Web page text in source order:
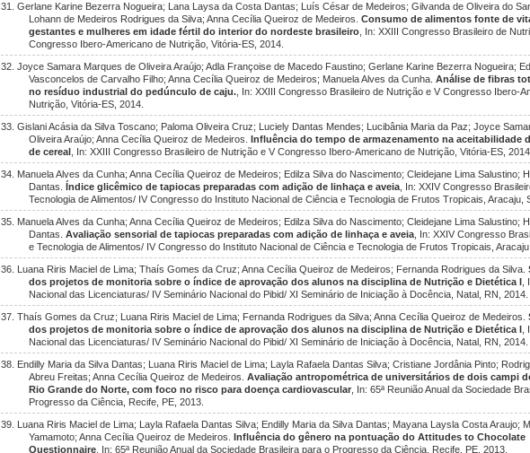
31. Gerlane Karine Bezerra Nogueira; Lana Laysa da Costa Dantas; Luís César de Medeiros; Gilvanda de Oliveira do
Lohann de Medeiros Rodrigues da Silva; Anna Cecília Queiroz de Medeiros.Consumo de alimentos fonte de
gestantes e mulheres em idade fértil do interior do nordeste brasileiro , In: XXIII Congresso Brasileiro de
Congresso Ibero-Americano de Nutrição, Vitória-ES, 2014.
32. Joyce Samara Marques de Oliveira Araújo; Adla Françoise de Macedo Faustino; Gerlane Karine Bezerra Nogueira;
Vasconcelos de Carvalho Filho; Anna Cecília Queiroz de Medeiros; Manuela Alves da Cunha.Análise de fibras
no resíduo industrial do pedúnculo de caju. , In: XXIII Congresso Brasileiro de Nutrição e V Congresso Ibero-
Nutrição, Vitória-ES, 2014.
33. Gislani Acásia da Silva Toscano; Paloma Oliveira Cruz; Luciely Dantas Mendes; Lucibânia Maria da Paz; Joyce
Oliveira Araújo; Anna Cecília Queiroz de Medeiros.Influência do tempo de armazenamento na aceitabilidade
de cereal , In: XXIII Congresso Brasileiro de Nutrição e V Congresso Ibero-Americano de Nutrição, Vitória-ES, 2014.
34. Manuela Alves da Cunha; Anna Cecília Queiroz de Medeiros; Edilza Silva do Nascimento; Cleidejane Lima Salustino;
Dantas.Índice glicêmico de tapiocas preparadas com adição de linhaça e aveia , In: XXIV Congresso
Tecnologia de Alimentos/ IV Congresso do Instituto Nacional de Ciência e Tecnologia de Frutos Tropicais, Aracaju,
35. Manuela Alves da Cunha; Anna Cecília Queiroz de Medeiros; Edilza Silva do Nascimento; Cleidejane Lima Salustino;
Dantas.Avaliação sensorial de tapiocas preparadas com adição de linhaça e aveia , In: XXIV Congresso
e Tecnologia de Alimentos/ IV Congresso do Instituto Nacional de Ciência e Tecnologia de Frutos Tropicais,
36. Luana Riris Maciel de Lima; Thaís Gomes da Cruz; Anna Cecília Queiroz de Medeiros; Fernanda Rodrigues da Silva.
dos projetos de monitoria sobre o índice de aprovação dos alunos na disciplina de Nutrição e Dietética I
Nacional das Licenciaturas/ IV Seminário Nacional do Pibid/ XI Seminário de Iniciação à Docência, Natal, RN, 2014.
37. Thaís Gomes da Cruz; Luana Riris Maciel de Lima; Fernanda Rodrigues da Silva; Anna Cecília Queiroz de Medeiros.
dos projetos de monitoria sobre o índice de aprovação dos alunos na disciplina de Nutrição e Dietética I
Nacional das Licenciaturas/ IV Seminário Nacional do Pibid/ XI Seminário de Iniciação à Docência, Natal, RN, 2014.
38. Endilly Maria da Silva Dantas; Luana Riris Maciel de Lima; Layla Rafaela Dantas Silva; Cristiane Jordânia Pinto;
Abreu Freitas; Anna Cecília Queiroz de Medeiros.Avaliação antropométrica de universitários de dois campi
Rio Grande do Norte, com foco no risco para doença cardiovascular , In: 65ª Reunião Anual da Sociedade
Progresso da Ciência, Recife, PE, 2013.
39. Luana Riris Maciel de Lima; Layla Rafaela Dantas Silva; Endilly Maria da Silva Dantas; Mayana Laysla Costa Araujo;
Yamamoto; Anna Cecília Queiroz de Medeiros.Influência do gênero na pontuação do Attitudes to Chocolate
Questionnaire , In: 65ª Reunião Anual da Sociedade Brasileira para o Progresso da Ciência, Recife, PE, 2013.